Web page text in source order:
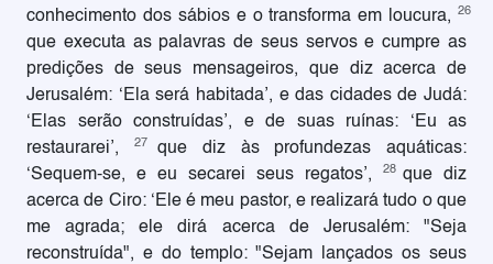
conhecimento dos sábios e o transforma em loucura, 26
que executa as palavras de seus servos e cumpre as
predições de seus mensageiros, que diz acerca de
Jerusalém: ‘Ela será habitada’, e das cidades de Judá:
‘Elas serão construídas’, e de suas ruínas: ‘Eu as
restaurarei’,
27
que diz às profundezas aquáticas:
‘Sequem-se, e eu secarei seus regatos’,
28 que diz
acerca de Ciro: ‘Ele é meu pastor, e realizará tudo o que
me agrada; ele dirá acerca de Jerusalém: "Seja
reconstruída", e do templo: "Sejam lançados os seus